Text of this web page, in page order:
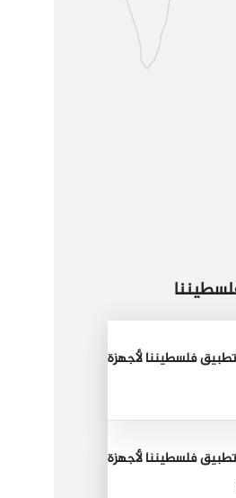
فلسطيننا لأجهزة
فلسطيننا لأجهزة